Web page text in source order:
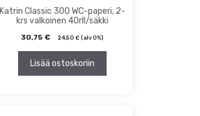
Katrin Classic 300 WC-paperi, 2-
krs valkoinen 40rll/säkki
30,75 € 24,50 €(alv 0%)
Lisää ostoskoriin